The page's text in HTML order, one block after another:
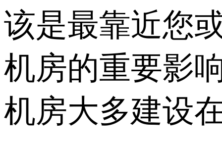
该是最靠近您
机房的重要影
机房大多建设